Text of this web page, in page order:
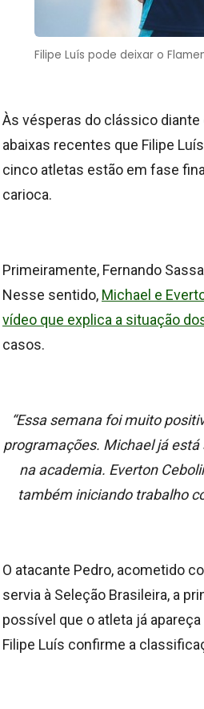
Filipe Luís pode deixar o
Às vésperas do clássico
abaixas recentes que Filipe
cinco atletas estão em fase
carioca.
Primeiramente, Fernando
Nesse sentido, Michael e
vídeo que explica a situação
casos.
“Essa semana foi muito
programações. Michael já
na academia. Everton
também iniciando trabalho
O atacante Pedro, acometido
servia à Seleção Brasileira, a
possível que o atleta já
Filipe Luís confirme a